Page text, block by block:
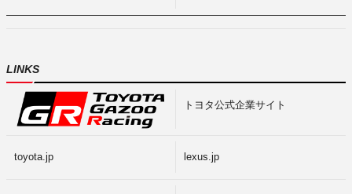
LINKS
トヨタ公式企業サイト
toyota.jp lexus.jp